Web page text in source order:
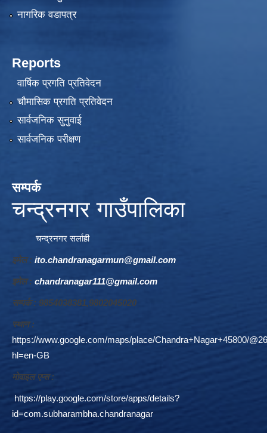
नागरिक वडापत्र
Reports
वार्षिक प्रगति प्रतिवेदन
चौमासिक प्रगति प्रतिवेदन
सार्वजनिक सुनुवाई
सार्वजनिक परीक्षण
सम्पर्क
चन्द्रनगर गाउँपालिका
चन्द्रनगर सर्लाही
इमेल : ito.chandranagarmun@gmail.com
इमेल : chandranagar111@gmail.com
सम्पर्क : 9854038381,9802045020
स्थान :
https://www.google.com/maps/place/Chandra+Nagar+45800/
hl=en-GB
माेवाइल एप्स :
https://play.google.com/store/apps/details?
id=com.subharambha.chandranagar